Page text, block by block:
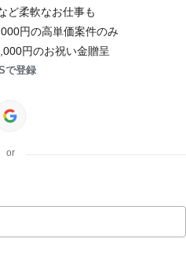
ど柔軟なお仕事も
円の高単価案件のみ
円のお祝い金贈呈
で登録
or